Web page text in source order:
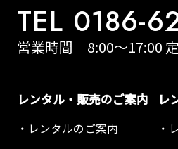
TEL 0186-
営業時間 8:00～17:00
レンタル・販売のご案内
レンタルのご案内
レ